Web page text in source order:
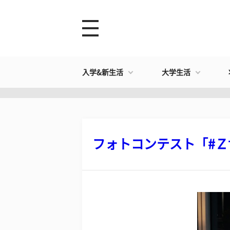
入学&新生活 大学生活
フォトコンテスト「#